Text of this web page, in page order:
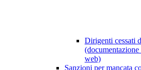
Dirigenti cessati
web)
Sanzioni per mancata